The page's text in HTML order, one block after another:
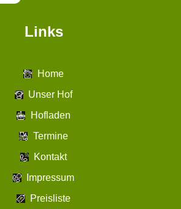
Links
Home
Unser Hof
Hofladen
Termine
Kontakt
Impressum
Preisliste